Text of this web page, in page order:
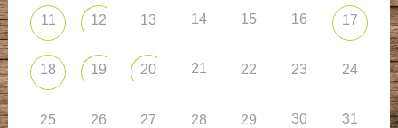
11 12 13 14 15 16 17
18 19 20 21 22 23 24
25 26 27 28 29 30 31